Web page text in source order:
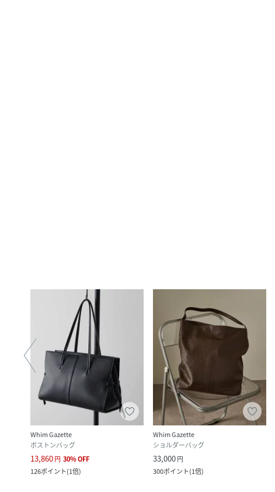
Whim Gazette
ボストンバッグ
13,860円 30%OFF
126ポイント(1倍)
Whim Gazette
ショルダーバッグ
33,000円
300ポイント(1倍)